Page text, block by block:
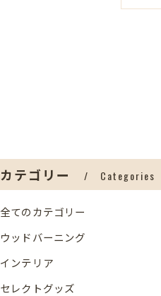
カテゴリー Categories
全てのカテゴリー
ウッドバーニング
インテリア
セレクトグッズ